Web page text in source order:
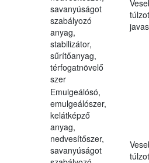
savanyúságot
szabályozó
anyag,
stabilizátor,
sűrítőanyag,
térfogatnövelő
szer
Emulgeálósó,
emulgeálószer,
kelátképző
anyag,
nedvesítőszer,
savanyúságot